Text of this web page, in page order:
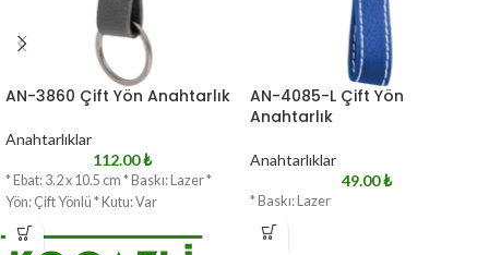
AN-3860 Çift Yön Anahtarlık
Anahtarlıklar
112.00₺
* Ebat: 3.2 x 10.5 cm * Baskı: Lazer *
Yön: Çift Yönlü * Kutu: Var
AN-4085-L Çift Yön
Anahtarlık
Anahtarlıklar
49.00₺
* Baskı: Lazer